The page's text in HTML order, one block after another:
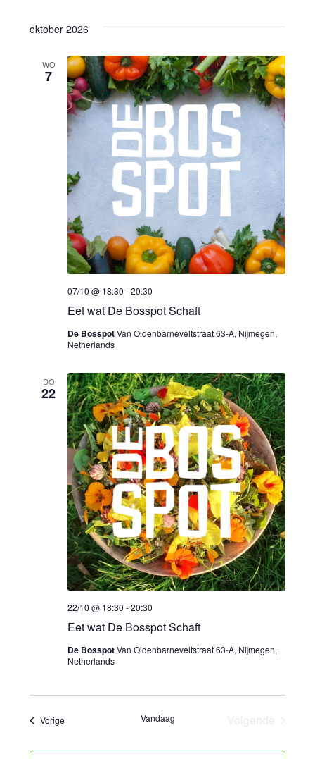
oktober 2026
WO
7
Eet wat De Bosspot Schaft
07/10 @ 18:30 -20:30
De BosspotVan Oldenbarneveltstraat 63-A, Nijmegen,
Netherlands
DO
22
Eet wat De Bosspot Schaft
22/10 @ 18:30 -20:30
De BosspotVan Oldenbarneveltstraat 63-A, Nijmegen,
Netherlands
Vorige Vandaag